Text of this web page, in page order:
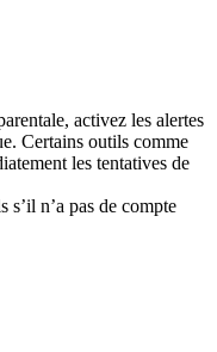
activez les alertes
Certains outils comme
les tentatives de
n’a pas de compte